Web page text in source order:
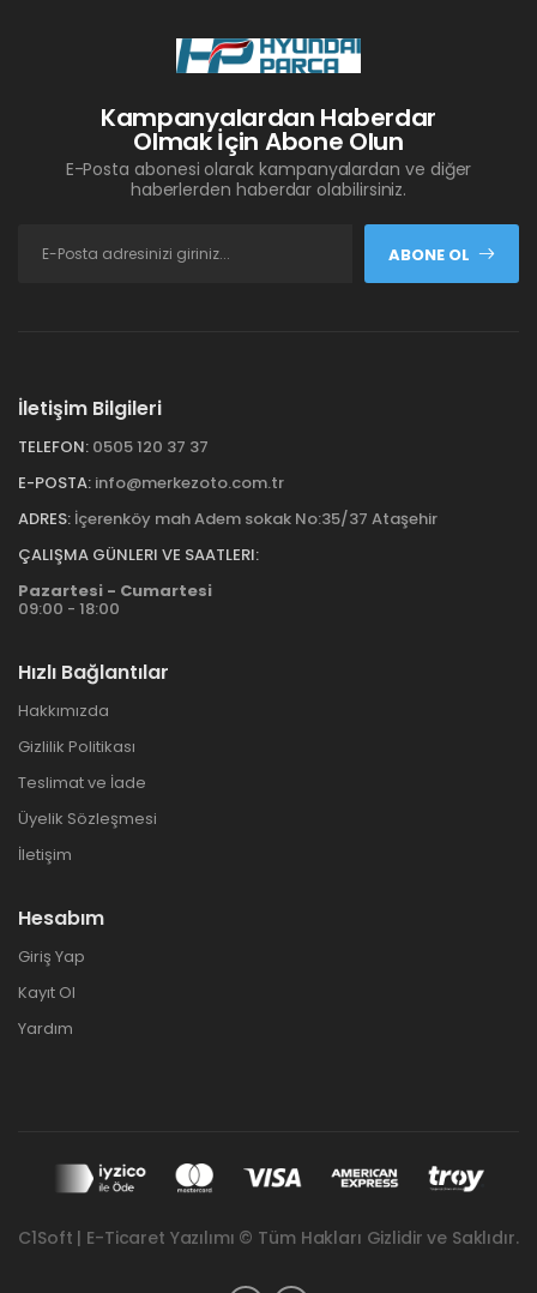
Kampanyalardan Haberdar
Olmak İçin Abone Olun
E-Posta abonesi olarak kampanyalardan ve diğer
haberlerden haberdar olabilirsiniz.
ABONE OL
İletişim Bilgileri
TELEFON: 0505 120 37 37
E-POSTA: info@merkezoto.com.tr
ADRES: İçerenköy mah Adem sokak No:35/37 Ataşehir
ÇALIŞMA GÜNLERI VE SAATLERI:
Pazartesi - Cumartesi
09:00 - 18:00
Hızlı Bağlantılar
Hakkımızda
Gizlilik Politikası
Teslimat ve İade
Üyelik Sözleşmesi
İletişim
Hesabım
Giriş Yap
Kayıt Ol
Yardım
C1Soft | E-Ticaret Yazılımı © Tüm Hakları Gizlidir ve Saklıdır.